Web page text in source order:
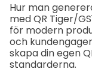
Hur man
med QR Tiger/
för modern
och
skapa din egen
standarderna.